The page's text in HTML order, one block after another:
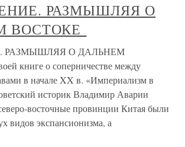
РАЗМЫШЛЯЯ О
ВОСТОКЕ
РАЗМЫШЛЯЯ О ДАЛЬНЕМ
книге о соперничестве между
в начале XX в. «Империализм в
историк Владимир Аварии
восточные провинции Китая были
видов экспансионизма, а